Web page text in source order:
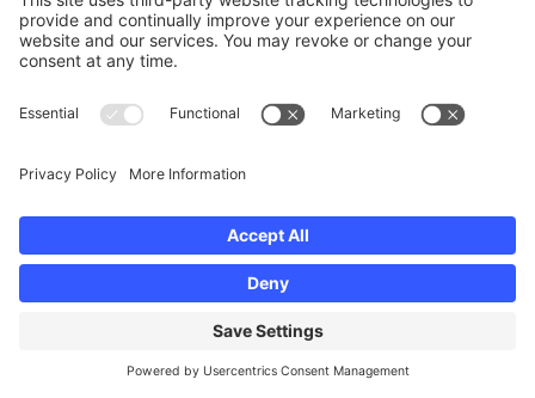
Donar
Únete a nosotros para crear un futuro en el que
todos los jóvenes tengan la oportunidad de
aprovechar su creatividad e impulsar un cambio
Condiciones de uso